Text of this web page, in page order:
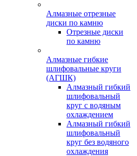
Алмазные отрезные
диски по камню
Отрезные диски
по камню
Алмазные гибкие
шлифовальные круги
(АГШК)
Алмазный гибкий
шлифовальный
круг с водяным
охлаждением
Алмазный гибкий
шлифовальный
круг без водяного
охлаждения